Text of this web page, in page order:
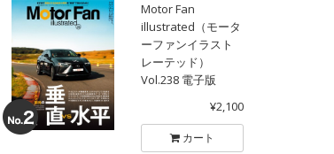
Motor Fan
illustrated（モータ
ーファンイラスト
レーテッド）
Vol.238 電子版
¥2,100
カート